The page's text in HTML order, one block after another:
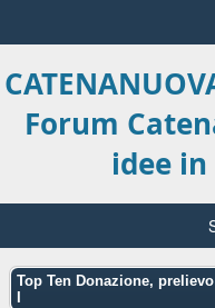
Forum
idee
Top Ten Donazione,